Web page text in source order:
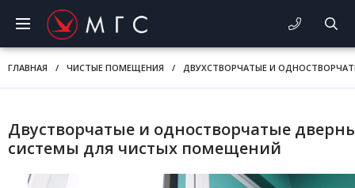
ГЛАВНАЯ / ЧИСТЫЕ ПОМЕЩЕНИЯ / ДВУХСТВОРЧАТЫЕ И
Двустворчатые и одностворчатые
системы для чистых помещений